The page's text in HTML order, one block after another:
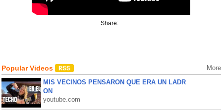
Share:
Popular Videos More
MIS VECINOS PENSARON QUE ERA UN LADR
ON
youtube.com